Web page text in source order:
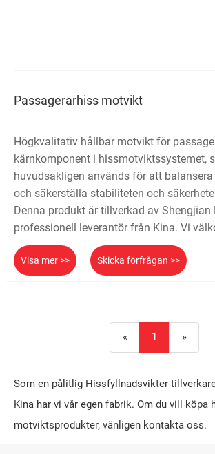
Passagerarhiss motvikt
Högkvalitativ hållbar motvikt för
kärnkomponent i hissmotviktssystemet,
huvudsakligen används för att
och säkerställa stabiliteten och
Denna produkt är tillverkad av Shengjian
professionell leverantör från Kina. Vi
Visa mer >> Skicka förfrågan >>
« 1 »
Som en pålitlig Hissfyllnadsvikter
Kina har vi vår egen fabrik. Om du vill köpa
motviktsprodukter, vänligen kontakta oss.